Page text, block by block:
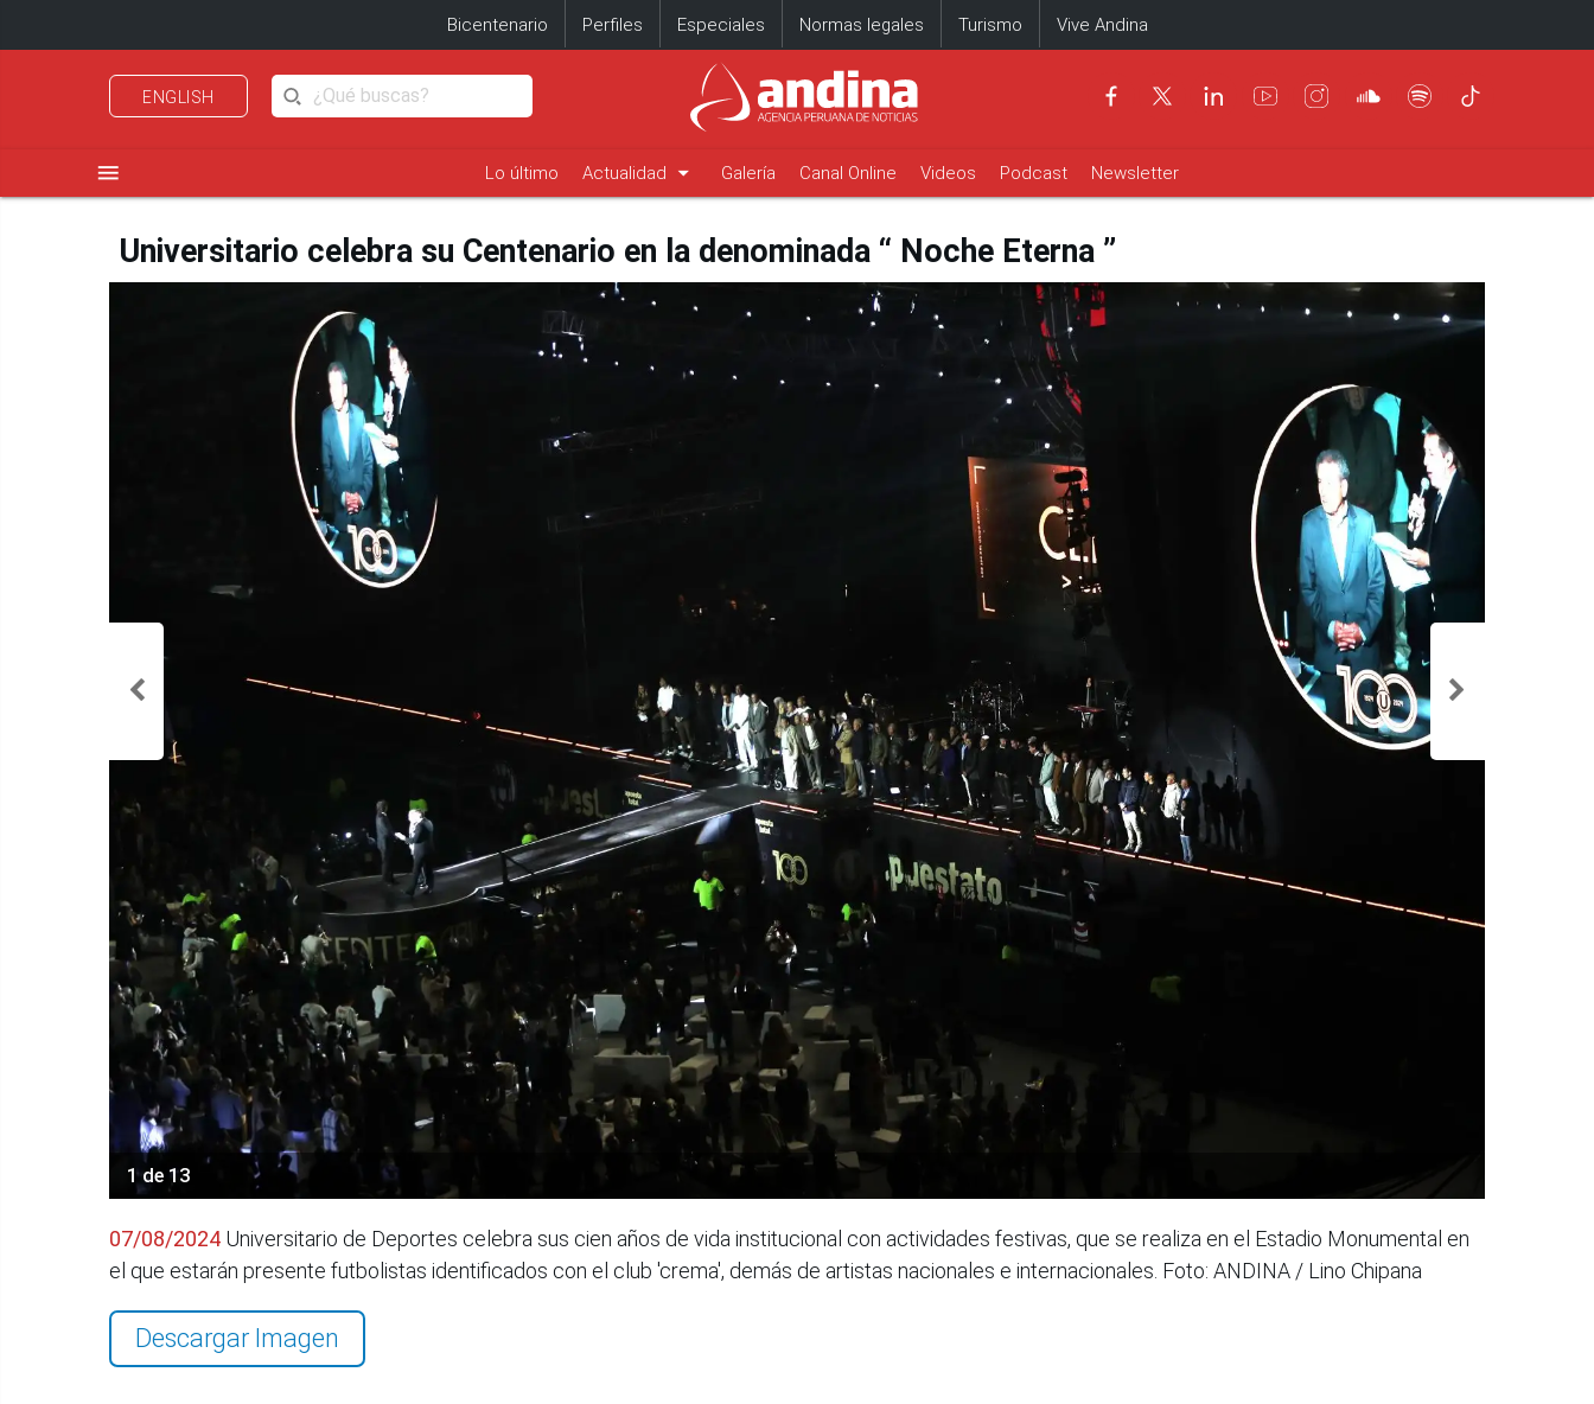
Bicentenario Perfiles Especiales Normas legales Turismo Vive Andina
ENGLISH
menu Lo último Actualidad arrow_drop_down Galería Canal Online Videos Podcast Newsletter
Universitario celebra su Centenario en la denominada “ Noche Eterna ”
1 de 13
07/08/2024 Universitario de Deportes celebra sus cien años de vida institucional con actividades festivas, que se realiza en el Estadio Monumental en
el que estarán presente futbolistas identificados con el club 'crema', demás de artistas nacionales e internacionales. Foto: ANDINA / Lino Chipana
Descargar Imagen